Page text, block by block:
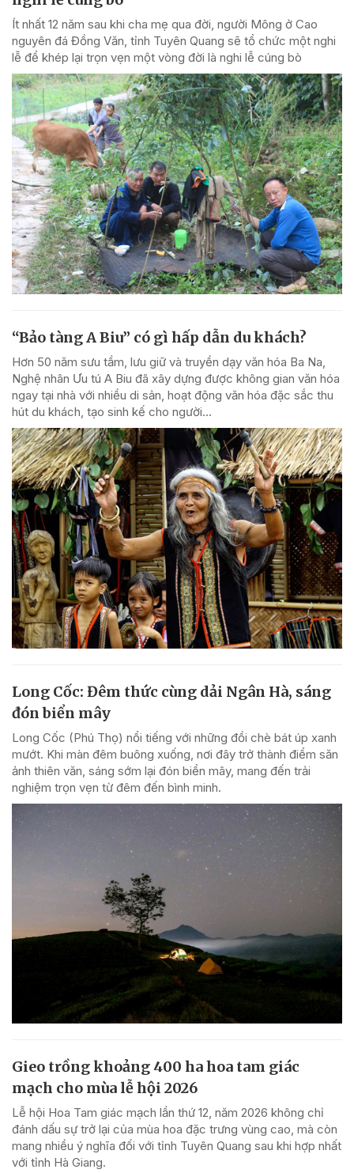
Ít nhất 12 năm sau khi cha mẹ qua đời, người Mông ở Cao
nguyên đá Đồng Văn, tỉnh Tuyên Quang sẽ tổ chức một nghi
lễ để khép lại trọn vẹn một vòng đời là nghi lễ cúng bò
“Bảo tàng A Biu” có gì hấp dẫn du khách?
Hơn 50 năm sưu tầm, lưu giữ và truyền dạy văn hóa Ba Na,
Nghệ nhân Ưu tú A Biu đã xây dựng được không gian văn hóa
ngay tại nhà với nhiều di sản, hoạt động văn hóa đặc sắc thu
hút du khách, tạo sinh kế cho người...
Long Cốc: Đêm thức cùng dải Ngân Hà, sáng
đón biển mây
Long Cốc (Phú Thọ) nổi tiếng với những đồi chè bát úp xanh
mướt. Khi màn đêm buông xuống, nơi đây trở thành điểm săn
ảnh thiên văn, sáng sớm lại đón biển mây, mang đến trải
nghiệm trọn vẹn từ đêm đến bình minh.
Gieo trồng khoảng 400 ha hoa tam giác
mạch cho mùa lễ hội 2026
Lễ hội Hoa Tam giác mạch lần thứ 12, năm 2026 không chỉ
đánh dấu sự trở lại của mùa hoa đặc trưng vùng cao, mà còn
mang nhiều ý nghĩa đối với tỉnh Tuyên Quang sau khi hợp nhất
với tỉnh Hà Giang.